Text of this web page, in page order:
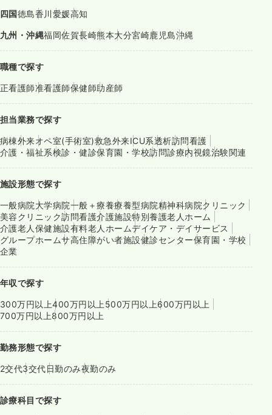
四国徳島香川愛媛高知
九州・沖縄福岡佐賀長崎熊本大分宮崎鹿児島沖縄
職種で探す
正看護師准看護師保健師助産師
担当業務で探す
病棟外来オペ室(手術室)救急外来ICU系透析訪問看護
介護・福祉系検診・健診保育園・学校訪問診療内視鏡治験関連
施設形態で探す
一般病院大学病院一般＋療養療養型病院精神科病院クリニック
美容クリニック訪問看護介護施設特別養護老人ホーム
介護老人保健施設有料老人ホームデイケア・デイサービス
グループホームサ高住障がい者施設健診センター保育園・学校
企業
年収で探す
300万円以上400万円以上 500万円以上600万円以上
700万円以上800万円以上
勤務形態で探す
2交代3交代日勤のみ夜勤のみ
診療科目で探す